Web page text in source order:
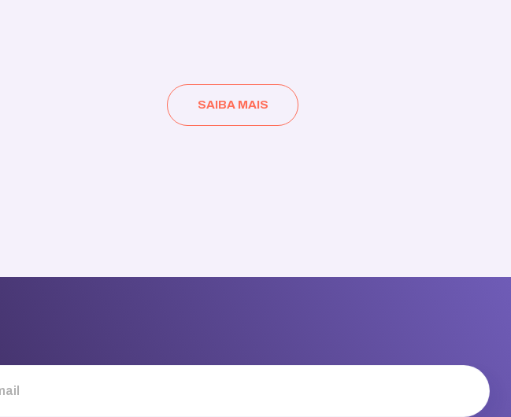
SAIBA MAIS